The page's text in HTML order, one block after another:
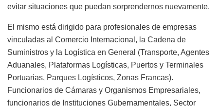
evitar situaciones que puedan sorprendernos nuevamente.
El mismo está dirigido para profesionales de empresas
vinculadas al Comercio Internacional, la Cadena de
Suministros y la Logística en General (Transporte, Agentes
Aduanales, Plataformas Logísticas, Puertos y Terminales
Portuarias, Parques Logísticos, Zonas Francas).
Funcionarios de Cámaras y Organismos Empresariales,
funcionarios de Instituciones Gubernamentales, Sector